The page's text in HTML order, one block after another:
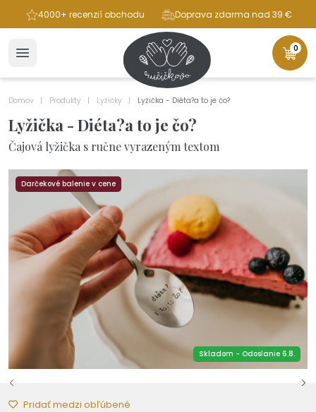
4000+ recenzií obchodu Doprava zdarma nad 39 €
0
Domov Produkty Lyžičky Lyžička - Diéta?a to je čo?
Lyžička - Diéta?a to je čo?
Čajová lyžička s ručne vyrazeným textom
Darčekové balenie v cene
Skladom - Odoslanie 6.8.
Pridať medzi obľúbené